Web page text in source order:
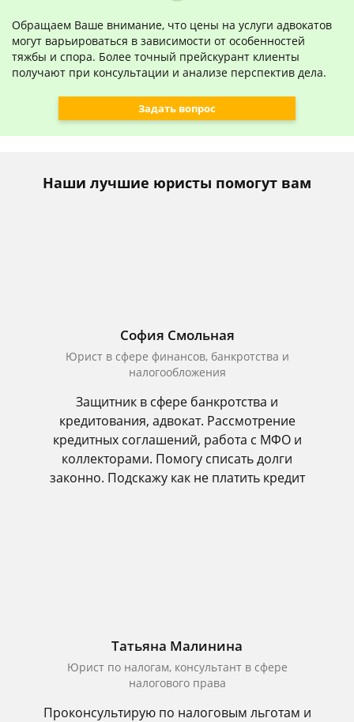
Обращаем Ваше внимание, что цены на услуги адвокатов
могут варьироваться в зависимости от особенностей
тяжбы и спора. Более точный прейскурант клиенты
получают при консультации и анализе перспектив дела.
Задать вопрос
Наши лучшие юристы помогут вам
София Смольная
Юрист в сфере финансов, банкротства и
налогообложения
Защитник в сфере банкротства и
кредитования, адвокат. Рассмотрение
кредитных соглашений, работа с МФО и
коллекторами. Помогу списать долги
законно. Подскажу как не платить кредит
Татьяна Малинина
Юрист по налогам, консультант в сфере
налогового права
Проконсультирую по налоговым льготам и